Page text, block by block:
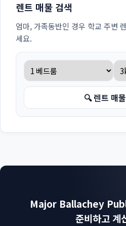
렌트 매물 검색
엄마, 가족동반인 경우 학교 주변
세요.
🔍 렌트 매
Major Ballachey
준비하고 계